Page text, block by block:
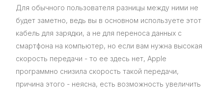
Для обычного пользователя разницы между ними не
будет заметно, ведь вы в основном используете этот
кабель для зарядки, а не для переноса данных с
смартфона на компьютер, но если вам нужна высокая
скорость передачи - то ее здесь нет, Apple
программно снизила скорость такой передачи,
причина этого - неясна, есть возможность увеличить